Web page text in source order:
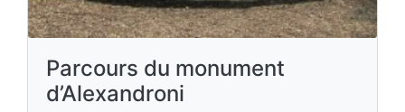
Parcours du monument
d’Alexandroni